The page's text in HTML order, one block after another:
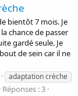
bientôt 7 mois. Je
chance de passer
gardé seule. Je
de sein car il ne
adaptation crèche
Réponses : 3